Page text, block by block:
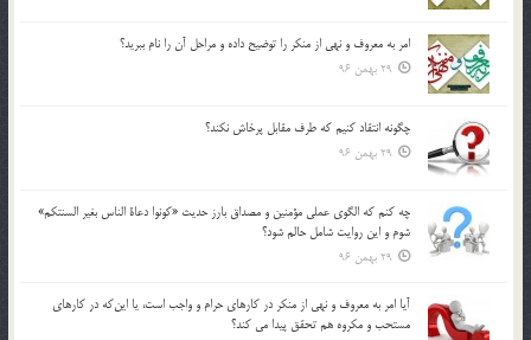
امر به معروف و نهي از منكر را توضيح داده و مراحل آن را نام ببريد؟
29 بهمن 96
چگونه انتقاد كنيم كه طرف مقابل پرخاش نكند؟
29 بهمن 96
چه كنم كه الگوي عملي مؤمنين و مصداق بارز حديث «كونوا دعاة الناس بغير السنتكم»
شوم و اين روايت شامل حالم شود؟
29 بهمن 96
آيا امر به معروف و نهي از منكر در كارهاي حرام و واجب است، يا اين‌كه در كارهاي
مستحب و مكروه هم تحقق پيدا مي كند؟